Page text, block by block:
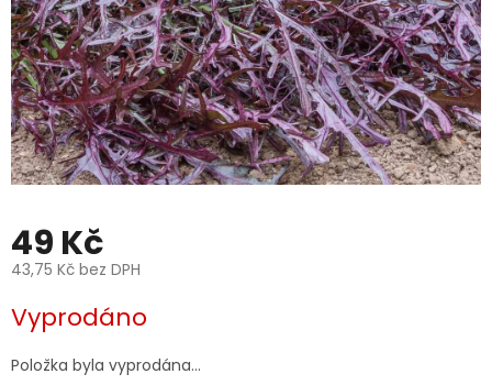
49 Kč
43,75 Kč bez DPH
cena:
Vyprodáno
Položka byla vyprodána…